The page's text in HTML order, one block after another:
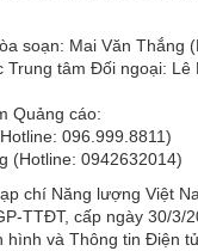
soạn: Mai Văn Thắng
Trung tâm Đối ngoại: Lê
Quảng cáo:
096.999.8811)
(Hotline: 0942632014)
chí Năng lượng Việt
TTĐT, cấp ngày 30/3/
hình và Thông tin Điện